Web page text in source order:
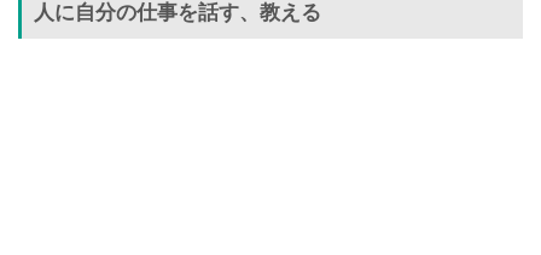
人に自分の仕事を話す、教える